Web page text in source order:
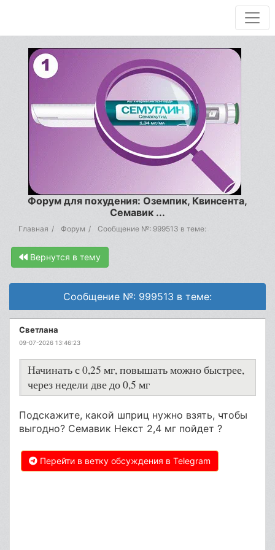
Форум для похудения: Оземпик, Квинсента,
Семавик ...
Главная Форум Сообщение №: 999513 в теме:
Вернутся в тему
Сообщение №: 999513 в теме:
Светлана
09-07-2026 13:46:23
Начинать с 0,25 мг, повышать можно быстрее,
через недели две до 0,5 мг
Подскажите, какой шприц нужно взять, чтобы
выгодно? Семавик Некст 2,4 мг пойдет ?
Перейти в ветку обсуждения в Telegram